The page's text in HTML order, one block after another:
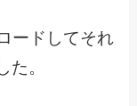
ードしてそれ
た。